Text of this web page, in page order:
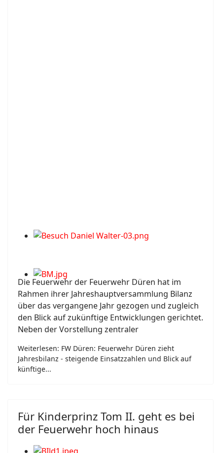
Die Feuerwehr der Feuerwehr Düren hat im
Rahmen ihrer Jahreshauptversammlung Bilanz
über das vergangene Jahr gezogen und zugleich
den Blick auf zukünftige Entwicklungen gerichtet.
Neben der Vorstellung zentraler
Weiterlesen: FW Düren: Feuerwehr Düren zieht
Jahresbilanz - steigende Einsatzzahlen und Blick auf
künftige...
Für Kinderprinz Tom II. geht es bei
der Feuerwehr hoch hinaus